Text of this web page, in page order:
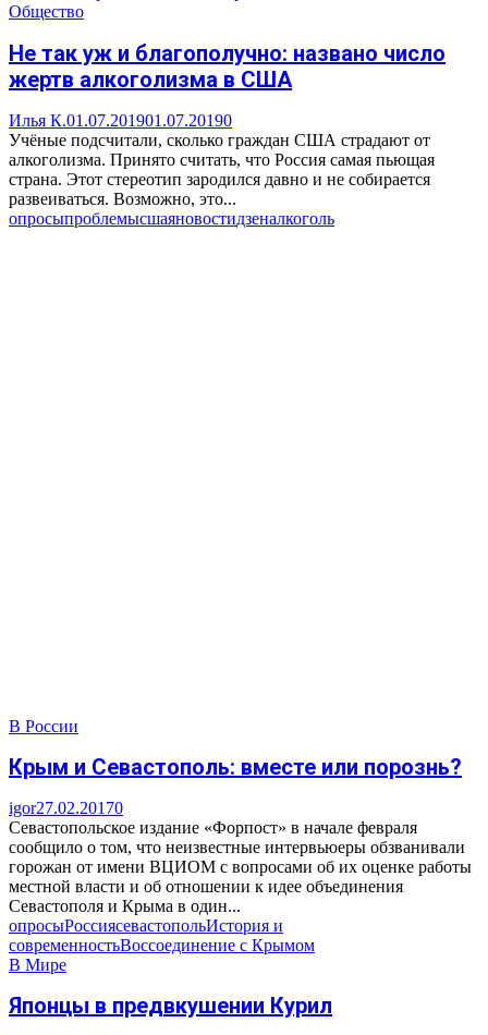
Общество
Не так уж и благополучно: названо число
жертв алкоголизма в США
Илья К.01.07.201901.07.20190
Учёные подсчитали, сколько граждан США страдают от
алкоголизма. Принято считать, что Россия самая пьющая
страна. Этот стереотип зародился давно и не собирается
развеиваться. Возможно, это...
опросыпроблемысшаяновостидзеналкоголь
В России
Крым и Севастополь: вместе или порознь?
igor27.02.20170
Севастопольское издание «Форпост» в начале февраля
сообщило о том, что неизвестные интервьюеры обзванивали
горожан от имени ВЦИОМ с вопросами об их оценке работы
местной власти и об отношении к идее объединения
Севастополя и Крыма в один...
опросыРоссиясевастопольИстория и
современностьВоссоединение с Крымом
В Мире
Японцы в предвкушении Курил